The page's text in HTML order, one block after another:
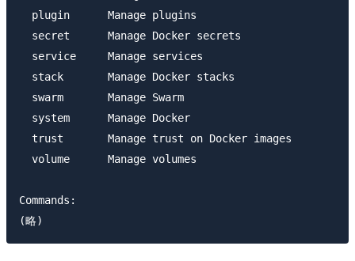
  plugin      Manage plugins
  secret      Manage Docker secrets
  service     Manage services
  stack       Manage Docker stacks
  swarm       Manage Swarm
  system      Manage Docker
  trust       Manage trust on Docker images
  volume      Manage volumes
Commands: